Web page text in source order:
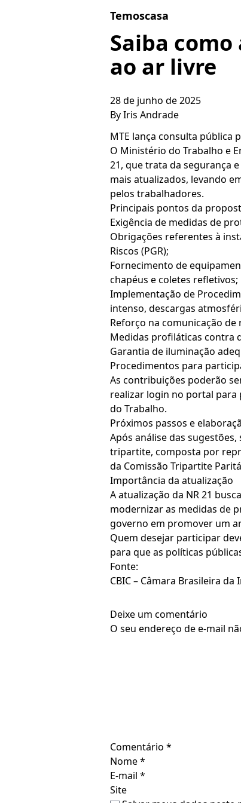
Temoscasa
Saiba
ao ar livre
28 de junho de 2025
ByIris Andrade
MTE lança consulta pública
O Ministério do Trabalho e
21, que trata da segurança
mais atualizados, levando
pelos trabalhadores.
Principais pontos da
Exigência de medidas de
Obrigações referentes à
Riscos (PGR);
Fornecimento de
chapéus e coletes refletivos;
Implementação de
intenso, descargas
Reforço na comunicação
Medidas profiláticas contra
Garantia de iluminação
Procedimentos para
As contribuições poderão
realizar login no portal para
do Trabalho.
Próximos passos e
Após análise das
tripartite, composta por
da Comissão Tripartite
Importância da atualização
A atualização da NR 21
modernizar as medidas de
governo em promover um
Quem desejar participar
para que as políticas
Fonte:
CBIC – Câmara Brasileira
Deixe um comentário
O seu endereço de e-mail
Comentário *
Nome*
E-mail *
Site